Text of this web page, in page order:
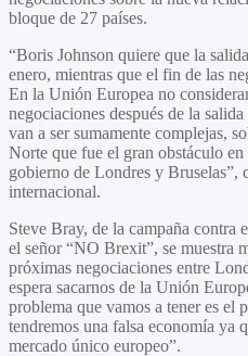
bloque de 27 países.
“Boris Johnson quiere que la
enero, mientras que el fin de las
En la Unión Europea no
negociaciones después de la
van a ser sumamente complejas,
Norte que fue el gran obstáculo
gobierno de Londres y Bruselas”,
internacional.
Steve Bray, de la campaña
el señor “NO Brexit”, se muestra
próximas negociaciones entre
espera sacarnos de la Unión
problema que vamos a tener es el
tendremos una falsa economía ya
mercado único europeo”.